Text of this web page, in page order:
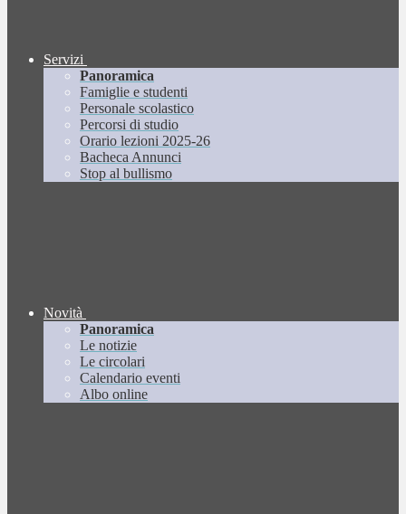
Servizi
Panoramica
Famiglie e studenti
Personale scolastico
Percorsi di studio
Orario lezioni 2025-26
Bacheca Annunci
Stop al bullismo
Novità
Panoramica
Le notizie
Le circolari
Calendario eventi
Albo online